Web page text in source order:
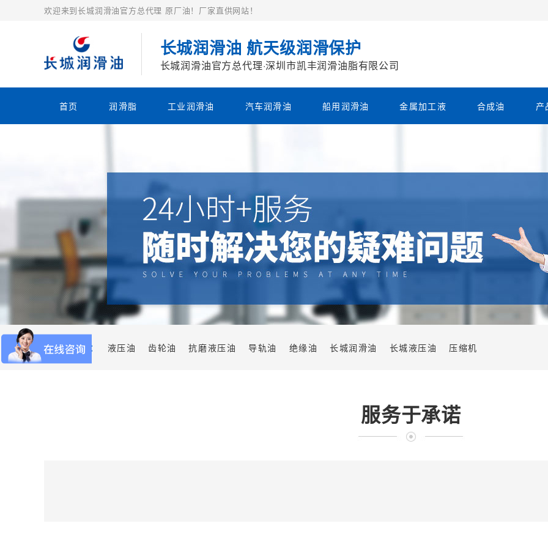
欢迎来到长城润滑油官方总代理 原厂油！厂家直供网站！
长城润滑油 航天级润滑保护
长城润滑油官方总代理·深圳市凯丰润滑油脂有限公司
首页 润滑脂 工业润滑油 汽车润滑油 船用润滑油 金属加工液 合成油 产
热门关键词： 液压油 齿轮油 抗磨液压油 导轨油 绝缘油 长城润滑油 长城液压油 压缩机
服务于承诺